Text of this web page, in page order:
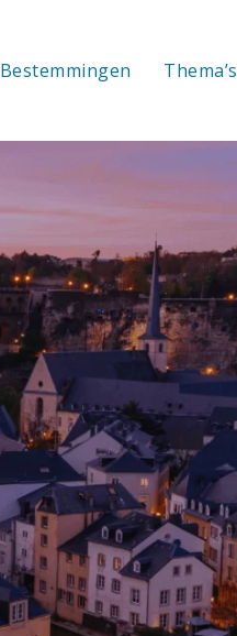
Bestemmingen Thema’s